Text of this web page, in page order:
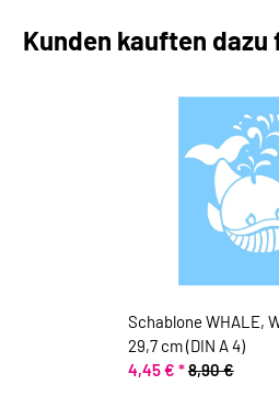
Kunden kauften
Schablone WHALE,
29,7 cm (DIN A 4)
4,45 € *8,90 €